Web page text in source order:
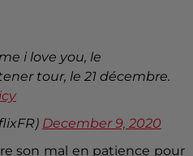
i love you, le
tour, le 21 décembre.
December 9, 2020
son mal en patience pour